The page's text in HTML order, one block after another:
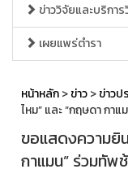
ข่าววิจัยและบริการ
เผยแพร่ตำรา
หน้าหลัก>ข่าว>ข่าวป
ไหม” และ “กฤษดา กา
ขอแสดงความยิ
กาแมน” ร่วมทัพ